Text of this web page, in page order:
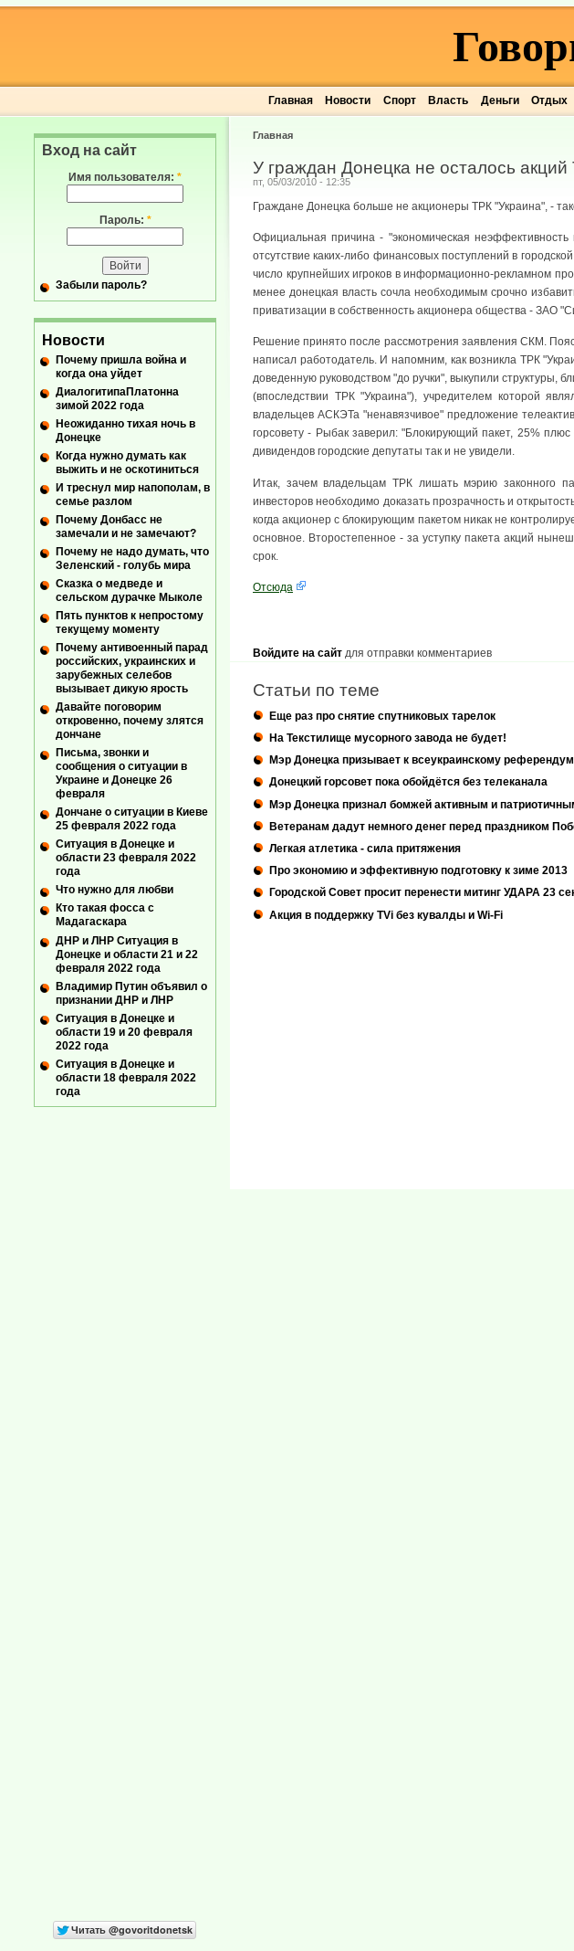
Главная Новости Спорт Власть Деньги Отдых
Главная
У граждан Донецка не осталось
пт, 05/03/2010 - 12:35
Граждане Донецка больше не акционеры ТРК "Украина", -
Официальная причина - "экономическая
отсутствие каких-либо финансовых поступлений в
число крупнейших игроков в информационно-рекламном
менее донецкая власть сочла необходимым срочно
приватизации в собственность акционера общества - ЗАО
Решение принято после рассмотрения заявления СКМ.
написал работодатель. И напомним, как возникла ТРК
доведенную руководством "до ручки", выкупили структуры,
(впоследствии ТРК "Украина"), учредителем которой
владельцев АСКЭТа "ненавязчивое" предложение
горсовету - Рыбак заверил: "Блокирующий пакет, 25%
дивидендов городские депутаты так и не увидели.
Итак, зачем владельцам ТРК лишать мэрию законного
инвесторов необходимо доказать прозрачность и
когда акционер с блокирующим пакетом никак не
основное. Второстепенное - за уступку пакета акций
срок.
Отсюда
Войдите на сайт для отправки комментариев
Статьи по теме
Еще раз про снятие спутниковых тарелок
На Текстилище мусорного завода не будет!
Мэр Донецка призывает к всеукраинскому
Донецкий горсовет пока обойдётся без телеканала
Мэр Донецка признал бомжей активным и
Ветеранам дадут немного денег перед праздником
Легкая атлетика - сила притяжения
Про экономию и эффективную подготовку к зиме 2013
Городской Совет просит перенести митинг УДАРА 23
Акция в поддержку TVi без кувалды и Wi-Fi
Вход на сайт
Имя пользователя: *
Пароль: *
Забыли пароль?
Новости
Почему пришла война и
когда она уйдет
ДиалогитипаПлатонна
зимой 2022 года
Неожиданно тихая ночь в
Донецке
Когда нужно думать как
выжить и не оскотиниться
И треснул мир напополам, в
семье разлом
Почему Донбасс не
замечали и не замечают?
Почему не надо думать, что
Зеленский - голубь мира
Сказка о медведе и
сельском дурачке Мыколе
Пять пунктов к непростому
текущему моменту
Почему антивоенный парад
российских, украинских и
зарубежных селебов
вызывает дикую ярость
Давайте поговорим
откровенно, почему злятся
дончане
Письма, звонки и
сообщения о ситуации в
Украине и Донецке 26
февраля
Дончане о ситуации в Киеве
25 февраля 2022 года
Ситуация в Донецке и
области 23 февраля 2022
года
Что нужно для любви
Кто такая фосса с
Мадагаскара
ДНР и ЛНР Ситуация в
Донецке и области 21 и 22
февраля 2022 года
Владимир Путин объявил о
признании ДНР и ЛНР
Ситуация в Донецке и
области 19 и 20 февраля
2022 года
Ситуация в Донецке и
области 18 февраля 2022
года